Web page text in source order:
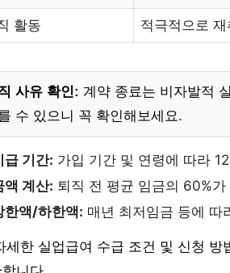
활동 적극적으로
사유 확인: 계약 종료는 비자발적
수 있으니 꼭 확인해보세요.
급 기간: 가입 기간 및 연령에 따라
액 계산: 퇴직 전 평균 임금의 60%가
한액/하한액: 매년 최저임금 등에 따
세한 실업급여 수급 조건 및 신청 방